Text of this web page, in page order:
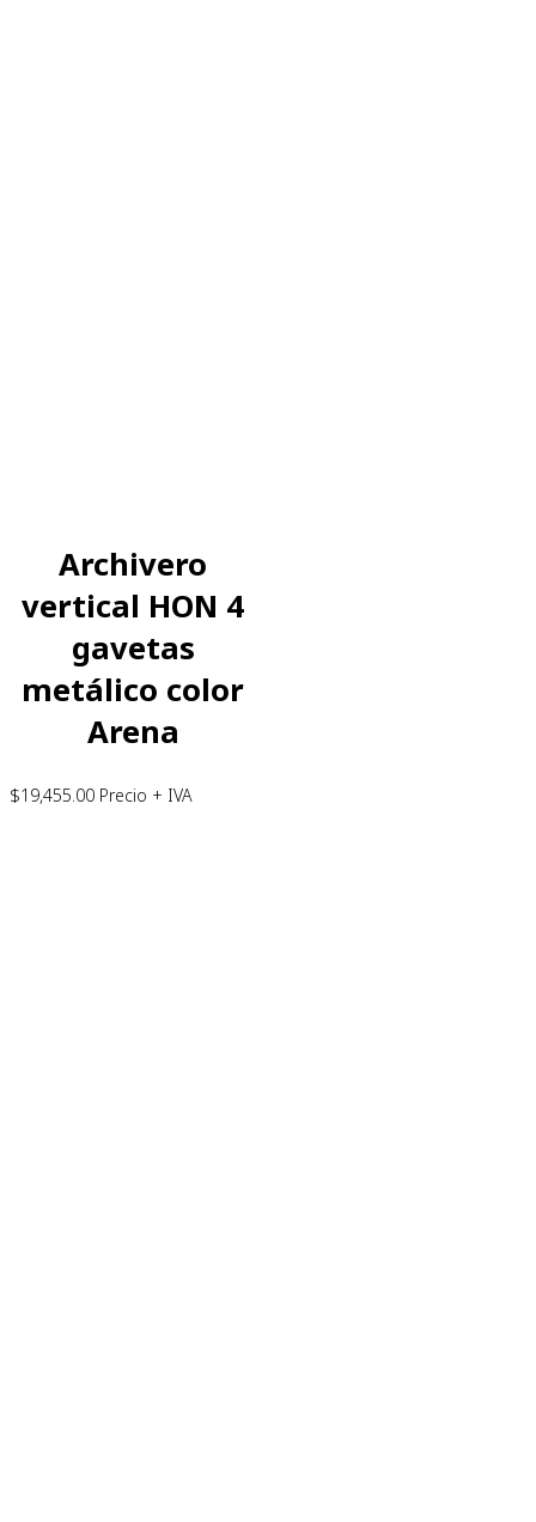
Archivero
vertical HON 4
gavetas
metálico color
Arena
$19,455.00 Precio + IVA